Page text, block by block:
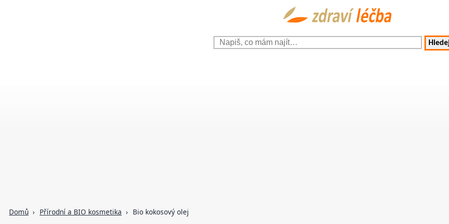
Domů Přírodní a BIO kosmetika Bio kokosový olej